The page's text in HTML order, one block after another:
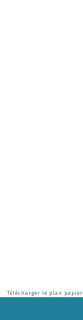
Télécharger le plan papier